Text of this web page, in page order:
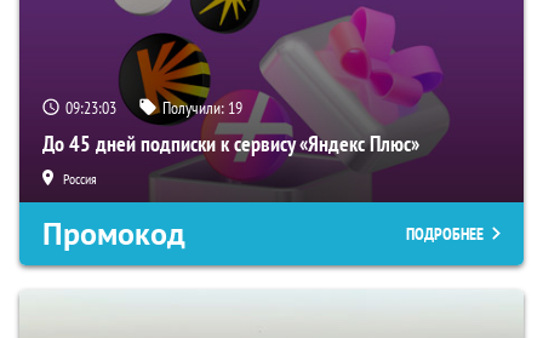
09:23:02 Получили: 19
До 45 дней подписки к сервису «Яндекс Плюс»
Россия
Промокод ПОДРОБНЕЕ